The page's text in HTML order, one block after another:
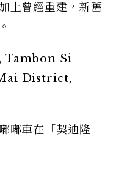
上曾經重建，新舊
Tambon Si
District,
嘟車在「契迪隆